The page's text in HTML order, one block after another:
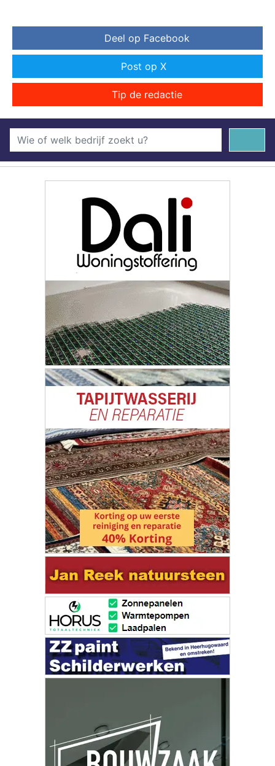
Deel op Facebook
Post op X
Tip de redactie